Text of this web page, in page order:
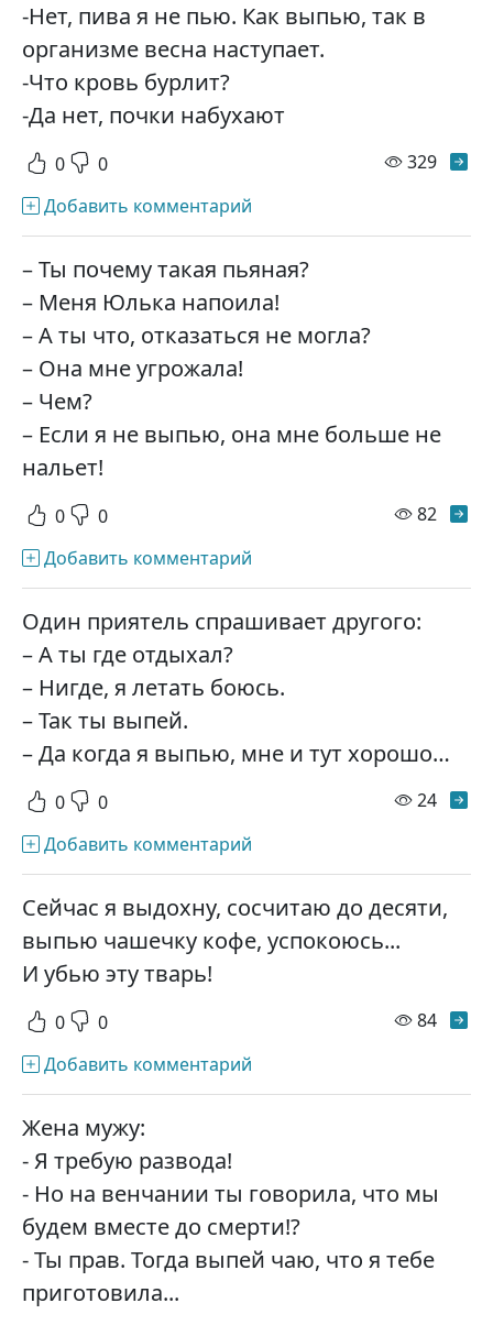
-Нет, пива я не пью. Как выпью, так в
организме весна наступает.
-Что кровь бурлит?
-Да нет, почки набухают
0 0 329
Добавить комментарий
– Ты почему такая пьяная?
– Меня Юлька напоила!
– А ты что, отказаться не могла?
– Она мне угрожала!
– Чем?
– Если я не выпью, она мне больше не
нальет!
0 0 82
Добавить комментарий
Один приятель спрашивает другого:
– А ты где отдыхал?
– Нигде, я летать боюсь.
– Так ты выпей.
– Да когда я выпью, мне и тут хорошо…
0 0 24
Добавить комментарий
Сейчас я выдохну, сосчитаю до десяти,
выпью чашечку кофе, успокоюсь...
И убью эту тварь!
0 0 84
Добавить комментарий
Жена мужу:
- Я требую развода!
- Но на венчании ты говорила, что мы
будем вместе до смерти!?
- Ты прав. Тогда выпей чаю, что я тебе
приготовила...